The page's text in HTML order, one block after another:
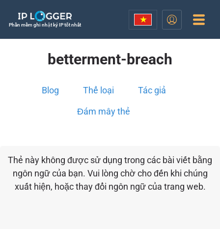
Phần mềm ghi nhật ký IP tốt nhất
betterment-breach
Blog Thể loại Tác giả
Đám mây thẻ